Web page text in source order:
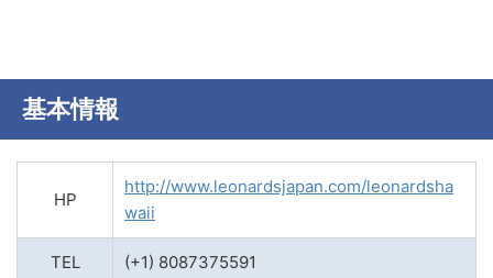
基本情報
HP
http://www.leonardsjapan.com/leonardsha
waii
TEL (+1) 8087375591